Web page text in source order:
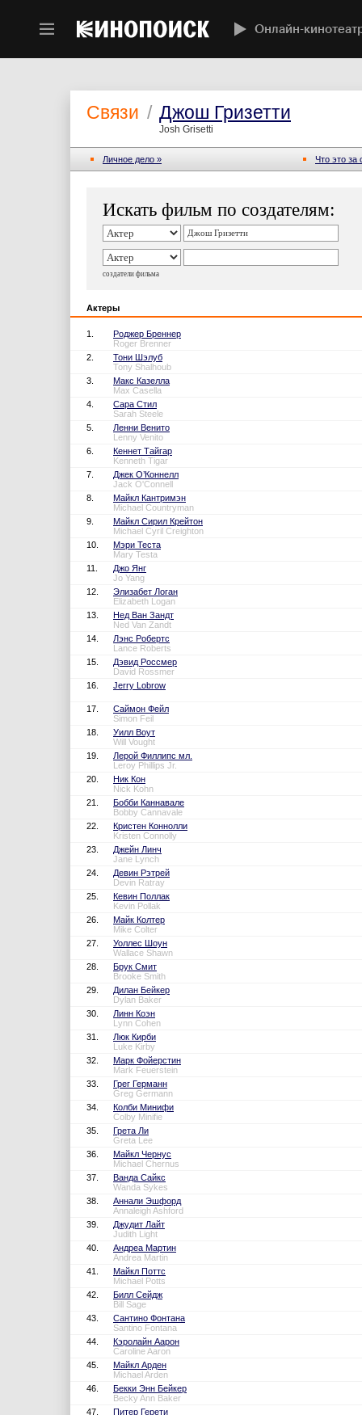
Онлайн-
Связи / Джош Гризетти
Josh Grisetti
Личное дело » Что это за
Искать фильм по создателям:
создатели фильма
Актеры
1.
Роджер Бреннер
Roger Brenner
2.
Тони Шэлуб
Tony Shalhoub
3.
Макс Казелла
Max Casella
4.
Сара Стил
Sarah Steele
5.
Ленни Венито
Lenny Venito
6.
Кеннет Тайгар
Kenneth Tigar
7.
Джек О’Коннелл
Jack O'Connell
8.
Майкл Кантримэн
Michael Countryman
9.
Майкл Сирил Крейтон
Michael Cyril Creighton
10.
Мэри Теста
Mary Testa
11.
Джо Янг
Jo Yang
12.
Элизабет Логан
Elizabeth Logan
13.
Нед Ван Зандт
Ned Van Zandt
14.
Лэнс Робертс
Lance Roberts
15.
Дэвид Россмер
David Rossmer
16.
Jerry Lobrow
17.
Саймон Фейл
Simon Feil
18.
Уилл Воут
Will Vought
19.
Лерой Филлипс мл.
Leroy Phillips Jr.
20.
Ник Кон
Nick Kohn
21.
Бобби Каннавале
Bobby Cannavale
22.
Кристен Коннолли
Kristen Connolly
23.
Джейн Линч
Jane Lynch
24.
Девин Рэтрей
Devin Ratray
25.
Кевин Поллак
Kevin Pollak
26.
Майк Колтер
Mike Colter
27.
Уоллес Шоун
Wallace Shawn
28.
Брук Смит
Brooke Smith
29.
Дилан Бейкер
Dylan Baker
30.
Линн Коэн
Lynn Cohen
31.
Люк Кирби
Luke Kirby
32.
Марк Фойерстин
Mark Feuerstein
33.
Грег Германн
Greg Germann
34.
Колби Минифи
Colby Minifie
35.
Грета Ли
Greta Lee
36.
Майкл Чернус
Michael Chernus
37.
Ванда Сайкс
Wanda Sykes
38.
Аннали Эшфорд
Annaleigh Ashford
39.
Джудит Лайт
Judith Light
40.
Андреа Мартин
Andrea Martin
41.
Майкл Поттс
Michael Potts
42.
Билл Сейдж
Bill Sage
43.
Сантино Фонтана
Santino Fontana
44.
Кэролайн Аарон
Caroline Aaron
45.
Майкл Арден
Michael Arden
46.
Бекки Энн Бейкер
Becky Ann Baker
47.
Питер Герети